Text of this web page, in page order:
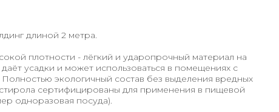
длиной 2 метра.
плотности - лёгкий и ударопрочный материал на
усадки и может использоваться в помещениях с
экологичный состав без выделения вредных
сертифицированы для применения в пищевой
одноразовая посуда).